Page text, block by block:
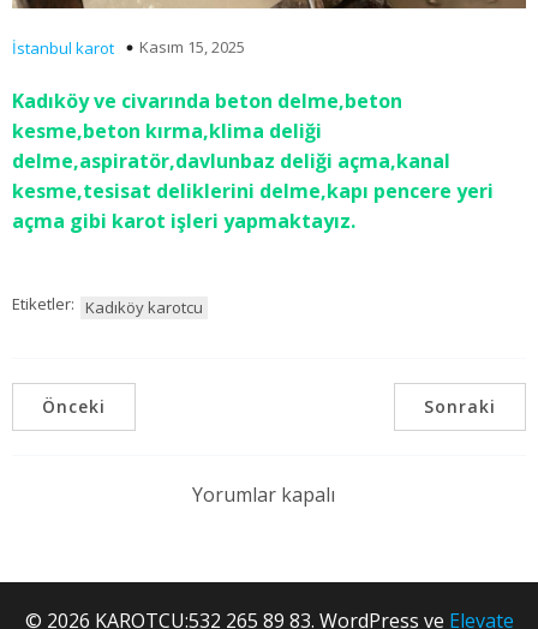
İstanbul karot Kasım 15, 2025
Kadıköy ve civarında beton delme,beton
kesme,beton kırma,klima deliği
delme,aspiratör,davlunbaz deliği açma,kanal
kesme,tesisat deliklerini delme,kapı pencere yeri
açma gibi karot işleri yapmaktayız.
Etiketler: Kadıköy karotcu
Önceki Sonraki
Yorumlar kapalı
© 2026 KAROTCU:532 265 89 83. WordPress ve Elevate